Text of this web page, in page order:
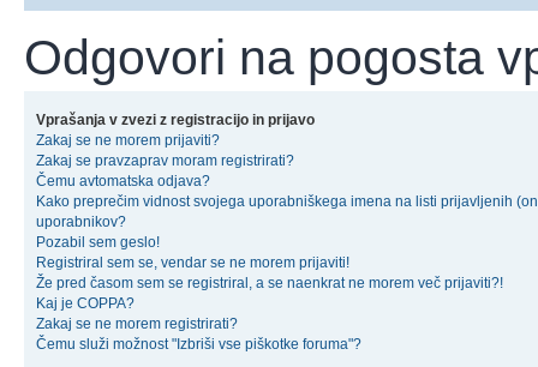
Odgovori na pogosta
Vprašanja v zvezi z registracijo in prijavo
Zakaj se ne morem prijaviti?
Zakaj se pravzaprav moram registrirati?
Čemu avtomatska odjava?
Kako preprečim vidnost svojega uporabniškega imena na listi prijavljenih
uporabnikov?
Pozabil sem geslo!
Registriral sem se, vendar se ne morem prijaviti!
Že pred časom sem se registriral, a se naenkrat ne morem več prijaviti?!
Kaj je COPPA?
Zakaj se ne morem registrirati?
Čemu služi možnost "Izbriši vse piškotke foruma"?